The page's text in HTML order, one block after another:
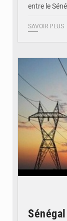
entre le
SAVOIR PLUS